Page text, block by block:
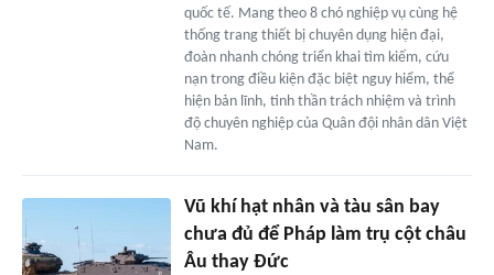
quốc tế. Mang theo 8 chó nghiệp vụ cùng hệ
thống trang thiết bị chuyên dụng hiện đại,
đoàn nhanh chóng triển khai tìm kiếm, cứu
nạn trong điều kiện đặc biệt nguy hiểm, thể
hiện bản lĩnh, tinh thần trách nhiệm và trình
độ chuyên nghiệp của Quân đội nhân dân Việt
Nam.
Vũ khí hạt nhân và tàu sân bay
chưa đủ để Pháp làm trụ cột châu
Âu thay Đức